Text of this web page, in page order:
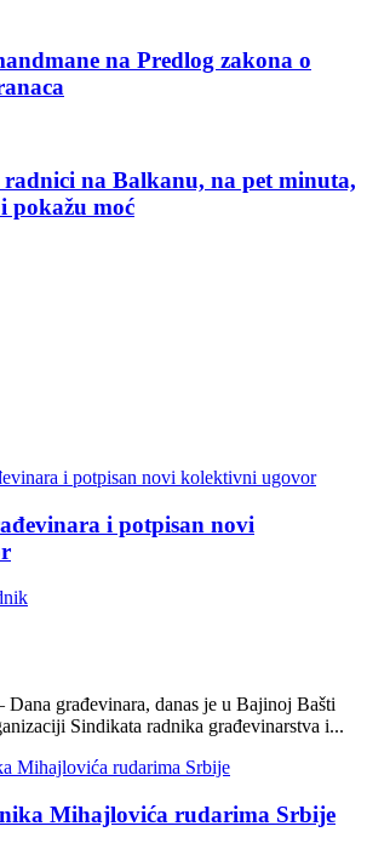
na Predlog zakona o
na Balkanu, na pet minuta,
pokažu moć
i potpisan novi
Dana građevinara, danas je u Bajinoj Bašti
Sindikata radnika građevinarstva i...
Mihajlovića rudarima Srbije